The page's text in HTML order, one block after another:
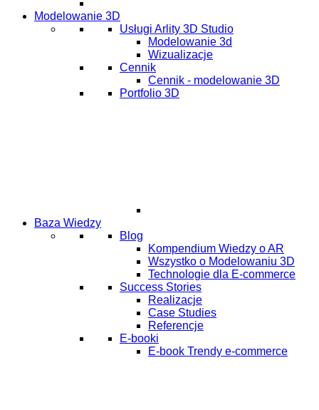
Modelowanie 3D
Usługi Arlity 3D Studio
Modelowanie 3d
Wizualizacje
Cennik
Cennik - modelowanie 3D
Portfolio 3D
Baza Wiedzy
Blog
Kompendium Wiedzy o AR
Wszystko o Modelowaniu 3D
Technologie dla E-commerce
Success Stories
Realizacje
Case Studies
Referencje
E-booki
E-book Trendy e-commerce